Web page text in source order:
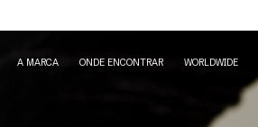
A MARCA ONDE ENCONTRAR WORLDWIDE